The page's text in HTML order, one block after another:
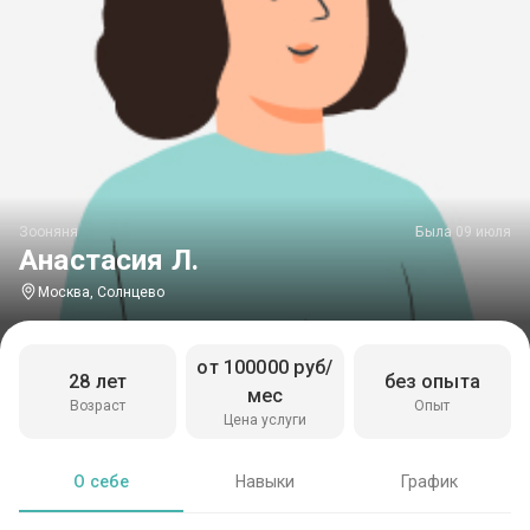
Анастасия Л.
Зооняня Была 09 июля
Москва, Солнцево
Возраст
28 лет
Цена услуги
от 100000 руб/
мес
Опыт
без опыта
О себе Навыки График